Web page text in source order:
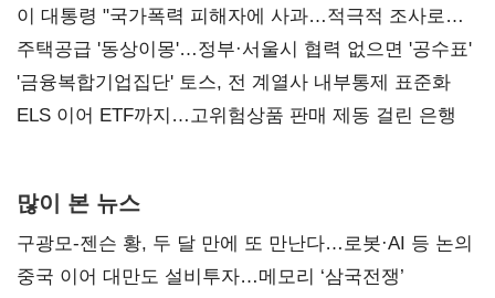
총선 지휘 못해"
이 대통령 "국가폭력 피해자에 사과…적극적 조사로
진실 밝혀야"
주택공급 '동상이몽'…정부·서울시 협력 없으면 '공수표'
'금융복합기업집단' 토스, 전 계열사 내부통제 표준화
ELS 이어 ETF까지…고위험상품 판매 제동 걸린 은행
많이 본 뉴스
구광모-젠슨 황, 두 달 만에 또 만난다…로봇·AI 등 논의
중국 이어 대만도 설비투자…메모리 ‘삼국전쟁’